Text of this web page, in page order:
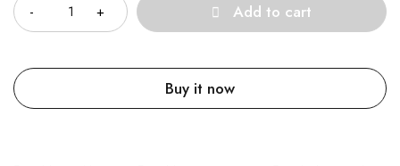
Add to cart
Buy it now